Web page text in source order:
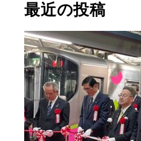
最近の投稿